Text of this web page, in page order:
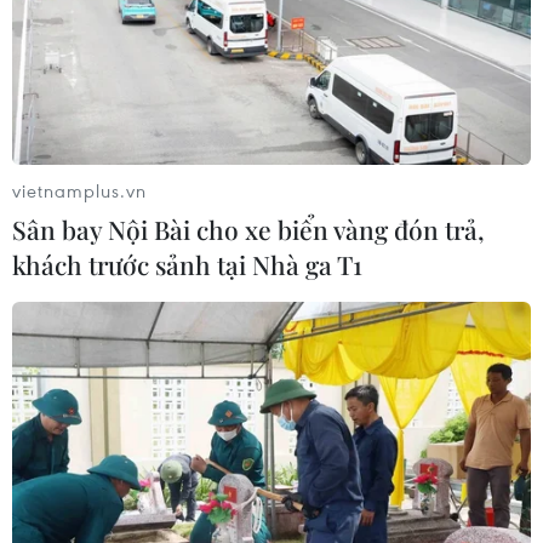
05/08/2026 01:51
Giá vàng thế giới tăng khoảng 1% khi
giá dầu hạ nhiệt
05/08/2026 01:18
Hà Nội quảng bá tiềm năng đầu tư,
du lịch tới cộng đồng doanh nghiệp
Pháp
05/08/2026 01:04
Dầu thô chạm đáy ba tuần khi căng
thẳng tại eo biển Hormuz hạ nhiệt
vietnamplus.vn
Sân bay Nội Bài cho xe biển vàng đón trả,
khách trước sảnh tại Nhà ga T1